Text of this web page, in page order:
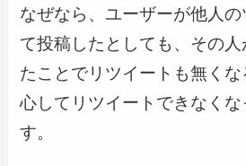
なぜなら、ユーザーが他人
て投稿したとしても、その
たことでリツイートも無く
心してリツイートできなく
す。